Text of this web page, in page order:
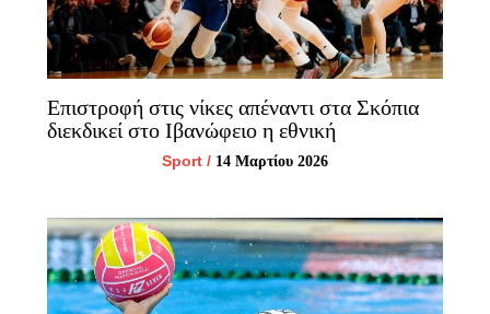
Επιστροφή στις νίκες απέναντι στα Σκόπια
διεκδικεί στο Ιβανώφειο η εθνική
Sport / 14 Μαρτίου 2026